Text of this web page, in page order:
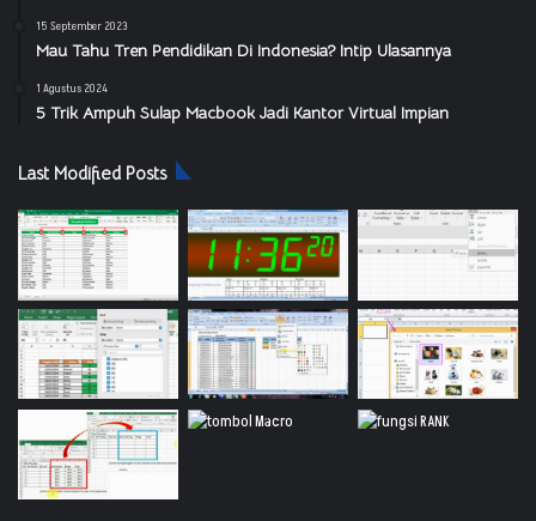
15 September 2023
Mau Tahu Tren Pendidikan Di Indonesia? Intip Ulasannya
1 Agustus 2024
5 Trik Ampuh Sulap Macbook Jadi Kantor Virtual Impian
Last Modified Posts